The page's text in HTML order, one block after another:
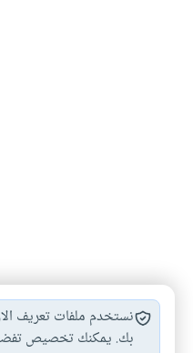
نستخدم ملفات تعريف
بك. يمكنك تخصيص